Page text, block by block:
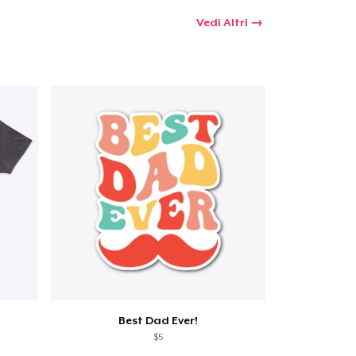
Vedi Altri
Best Dad Ever!
$5